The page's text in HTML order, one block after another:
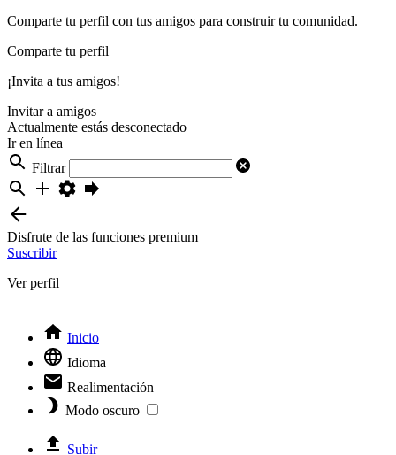
Comparte tu perfil con tus amigos para construir tu comunidad.
Comparte tu perfil
¡Invita a tus amigos!
Invitar a amigos
Actualmente estás desconectado
Ir en línea
Filtrar
Disfrute de las funciones premium
Suscribir
Ver perfil
Inicio
Idioma
Realimentación
Modo oscuro
Subir